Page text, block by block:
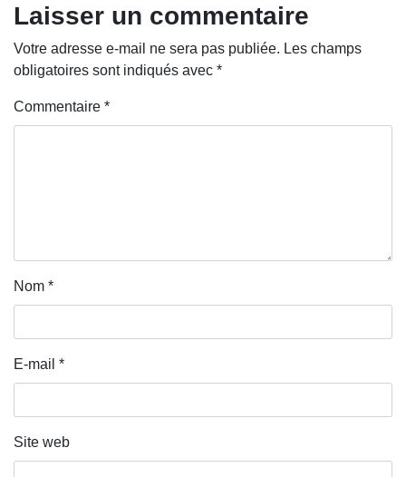
Laisser un commentaire
Votre adresse e-mail ne sera pas publiée. Les champs
obligatoires sont indiqués avec *
Commentaire *
Nom *
E-mail *
Site web